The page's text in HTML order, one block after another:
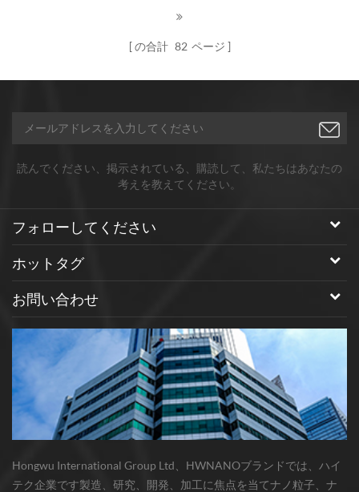
の合計 82 ページ
読んでください、掲示されている、購読して、私たちはあなたの
考えを教えてください。
フォローしてください
ホットタグ
お問い合わせ
Hongwu International Group Ltd、HWNANOブランドでは、ハイ
テク企業です製造、研究、開発、加工に焦点を当てナノ粒子、ナ